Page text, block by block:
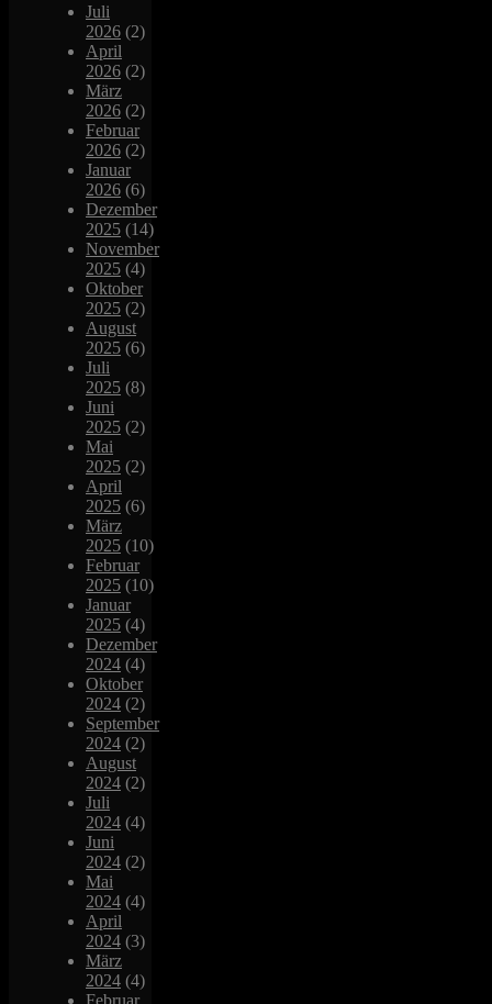
Juli
2026 (2)
April
2026 (2)
März
2026 (2)
Februar
2026 (2)
Januar
2026 (6)
Dezember
2025 (14)
November
2025 (4)
Oktober
2025 (2)
August
2025 (6)
Juli
2025 (8)
Juni
2025 (2)
Mai
2025 (2)
April
2025 (6)
März
2025 (10)
Februar
2025 (10)
Januar
2025 (4)
Dezember
2024 (4)
Oktober
2024 (2)
September
2024 (2)
August
2024 (2)
Juli
2024 (4)
Juni
2024 (2)
Mai
2024 (4)
April
2024 (3)
März
2024 (4)
Februar